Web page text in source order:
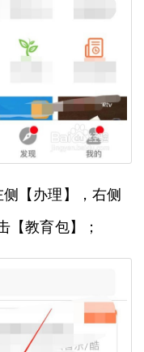
【办理】，右侧
【教育包】；